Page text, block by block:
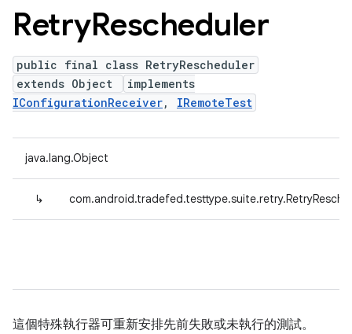
RetryRescheduler
public final class RetryRescheduler
extends Object
implements
IConfigurationReceiver, IRemoteTest
java.lang.Object
↳
這個特殊執行器可重新安排先前失敗或未執行的測試。